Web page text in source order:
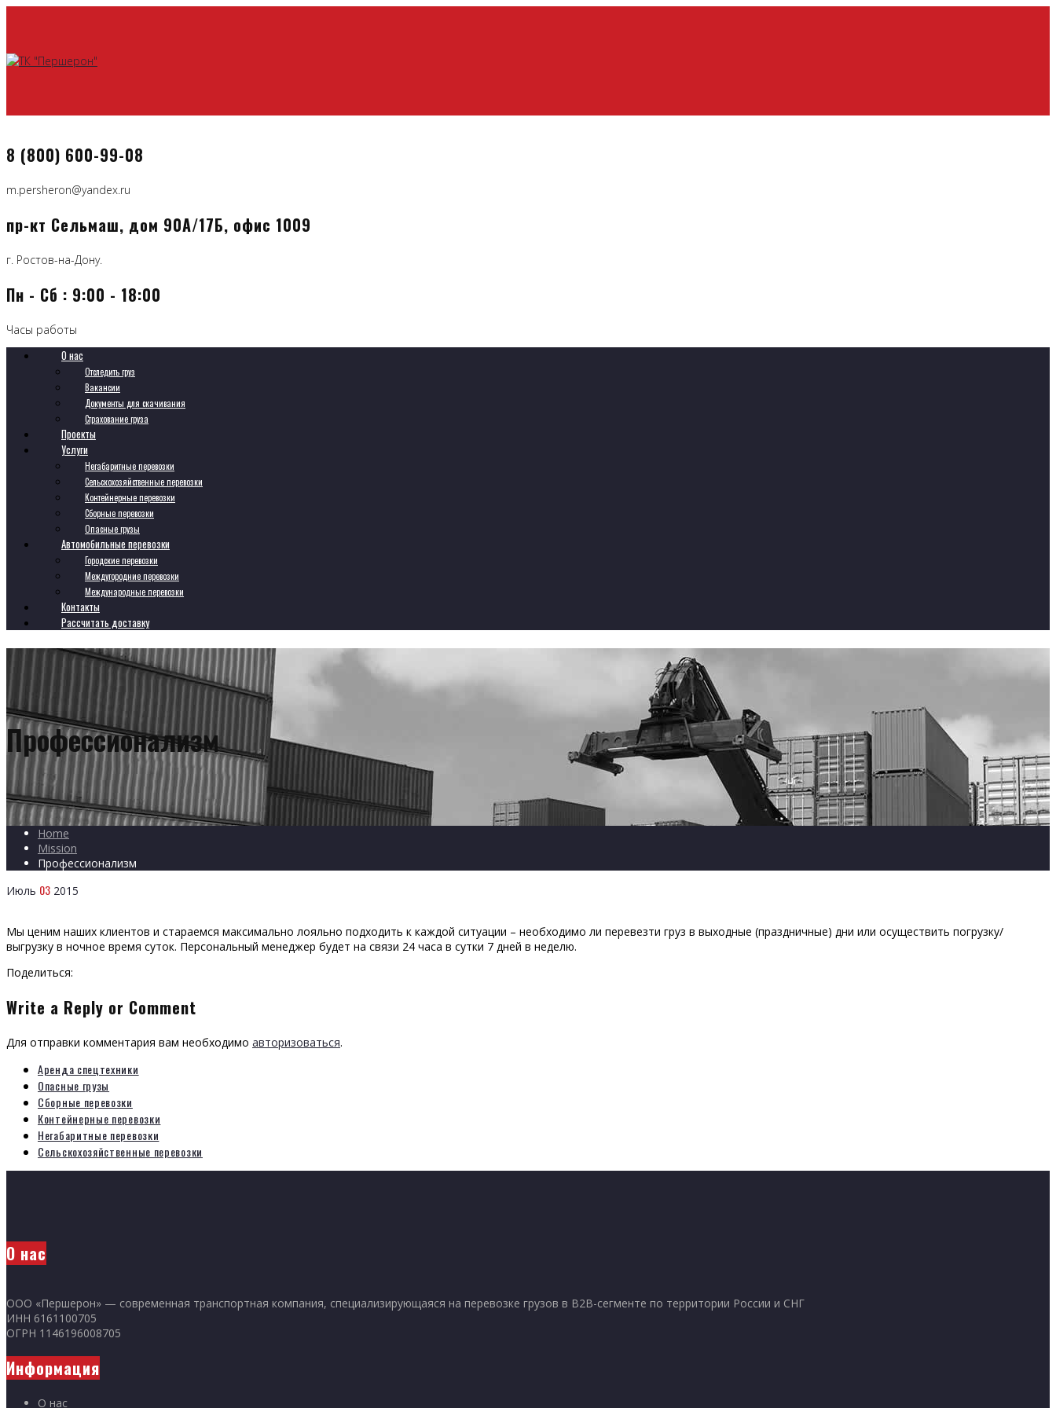
8 (800) 600-99-08
m.persheron@yandex.ru
пр-кт Сельмаш, дом 90А/17Б, офис 1009
г. Ростов-на-Дону.
Пн - Сб : 9:00 - 18:00
Часы работы
О нас
Отследить груз
Вакансии
Документы для скачивания
Страхование груза
Проекты
Услуги
Негабаритные перевозки
Сельскохозяйственные перевозки
Контейнерные перевозки
Сборные перевозки
Опасные грузы
Автомобильные перевозки
Городские перевозки
Междугородние перевозки
Международные перевозки
Контакты
Рассчитать доставку
Профессионализм
Home
Mission
Профессионализм
Июль 03 2015
Мы ценим наших клиентов и стараемся максимально лояльно подходить к каждой ситуации – необходимо ли перевезти груз в выходные (праздничные) дни или осуществить погрузку/
выгрузку в ночное время суток. Персональный менеджер будет на связи 24 часа в сутки 7 дней в неделю.
Поделиться:
Write a Reply or Comment
Для отправки комментария вам необходимо авторизоваться.
Аренда спецтехники
Опасные грузы
Сборные перевозки
Контейнерные перевозки
Негабаритные перевозки
Сельскохозяйственные перевозки
О нас
ООО «Першерон» — современная транспортная компания, специализирующаяся на перевозке грузов в B2B-сегменте по территории России и СНГ
ИНН 6161100705
ОГРН 1146196008705
Информация
О нас